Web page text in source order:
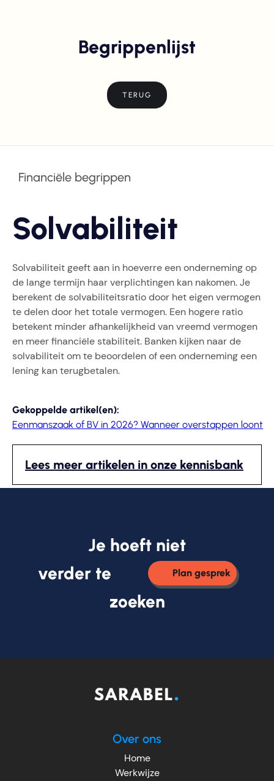
Begrippenlijst
TERUG
Financiële begrippen
Solvabiliteit
Solvabiliteit geeft aan in hoeverre een onderneming op
de lange termijn haar verplichtingen kan nakomen. Je
berekent de solvabiliteitsratio door het eigen vermogen
te delen door het totale vermogen. Een hogere ratio
betekent minder afhankelijkheid van vreemd vermogen
en meer financiële stabiliteit. Banken kijken naar de
solvabiliteit om te beoordelen of een onderneming een
lening kan terugbetalen.
Gekoppelde artikel(en):
Eenmanszaak of BV in 2026? Wanneer overstappen loont
Lees meer artikelen in onze kennisbank
Je hoeft niet
verder te
Plan gesprek
zoeken
Over ons
Home
Werkwijze